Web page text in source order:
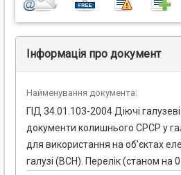
Інформація про документ
Найменування документа:
ГІД 34.01.103-2004 Діючі
документи колишнього СРСР у
для використання на об’єктах
галузі (ВСН). Перелік (станом на